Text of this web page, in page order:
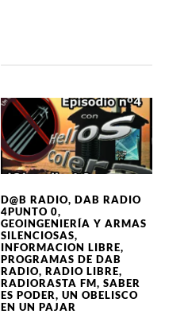
D@B RADIO, DAB RADIO
4PUNTO 0,
GEOINGENIERÍA Y ARMAS
SILENCIOSAS,
INFORMACION LIBRE,
PROGRAMAS DE DAB
RADIO, RADIO LIBRE,
RADIORASTA FM, SABER
ES PODER, UN OBELISCO
EN UN PAJAR